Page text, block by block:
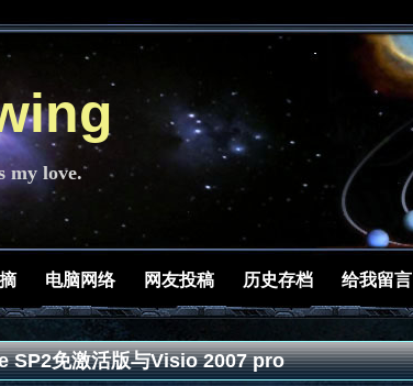
my love.
电脑网络 网友投稿 历史存档 给我留言
SP2免激活版与Visio 2007 pro